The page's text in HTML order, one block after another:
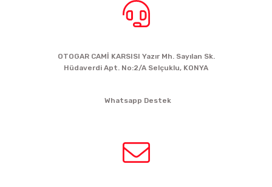
OTOGAR CAMİ KARSISI Yazır Mh. Sayılan Sk.
Hüdaverdi Apt. No:2/A Selçuklu, KONYA
Whatsapp Destek